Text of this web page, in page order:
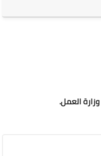
العمل.